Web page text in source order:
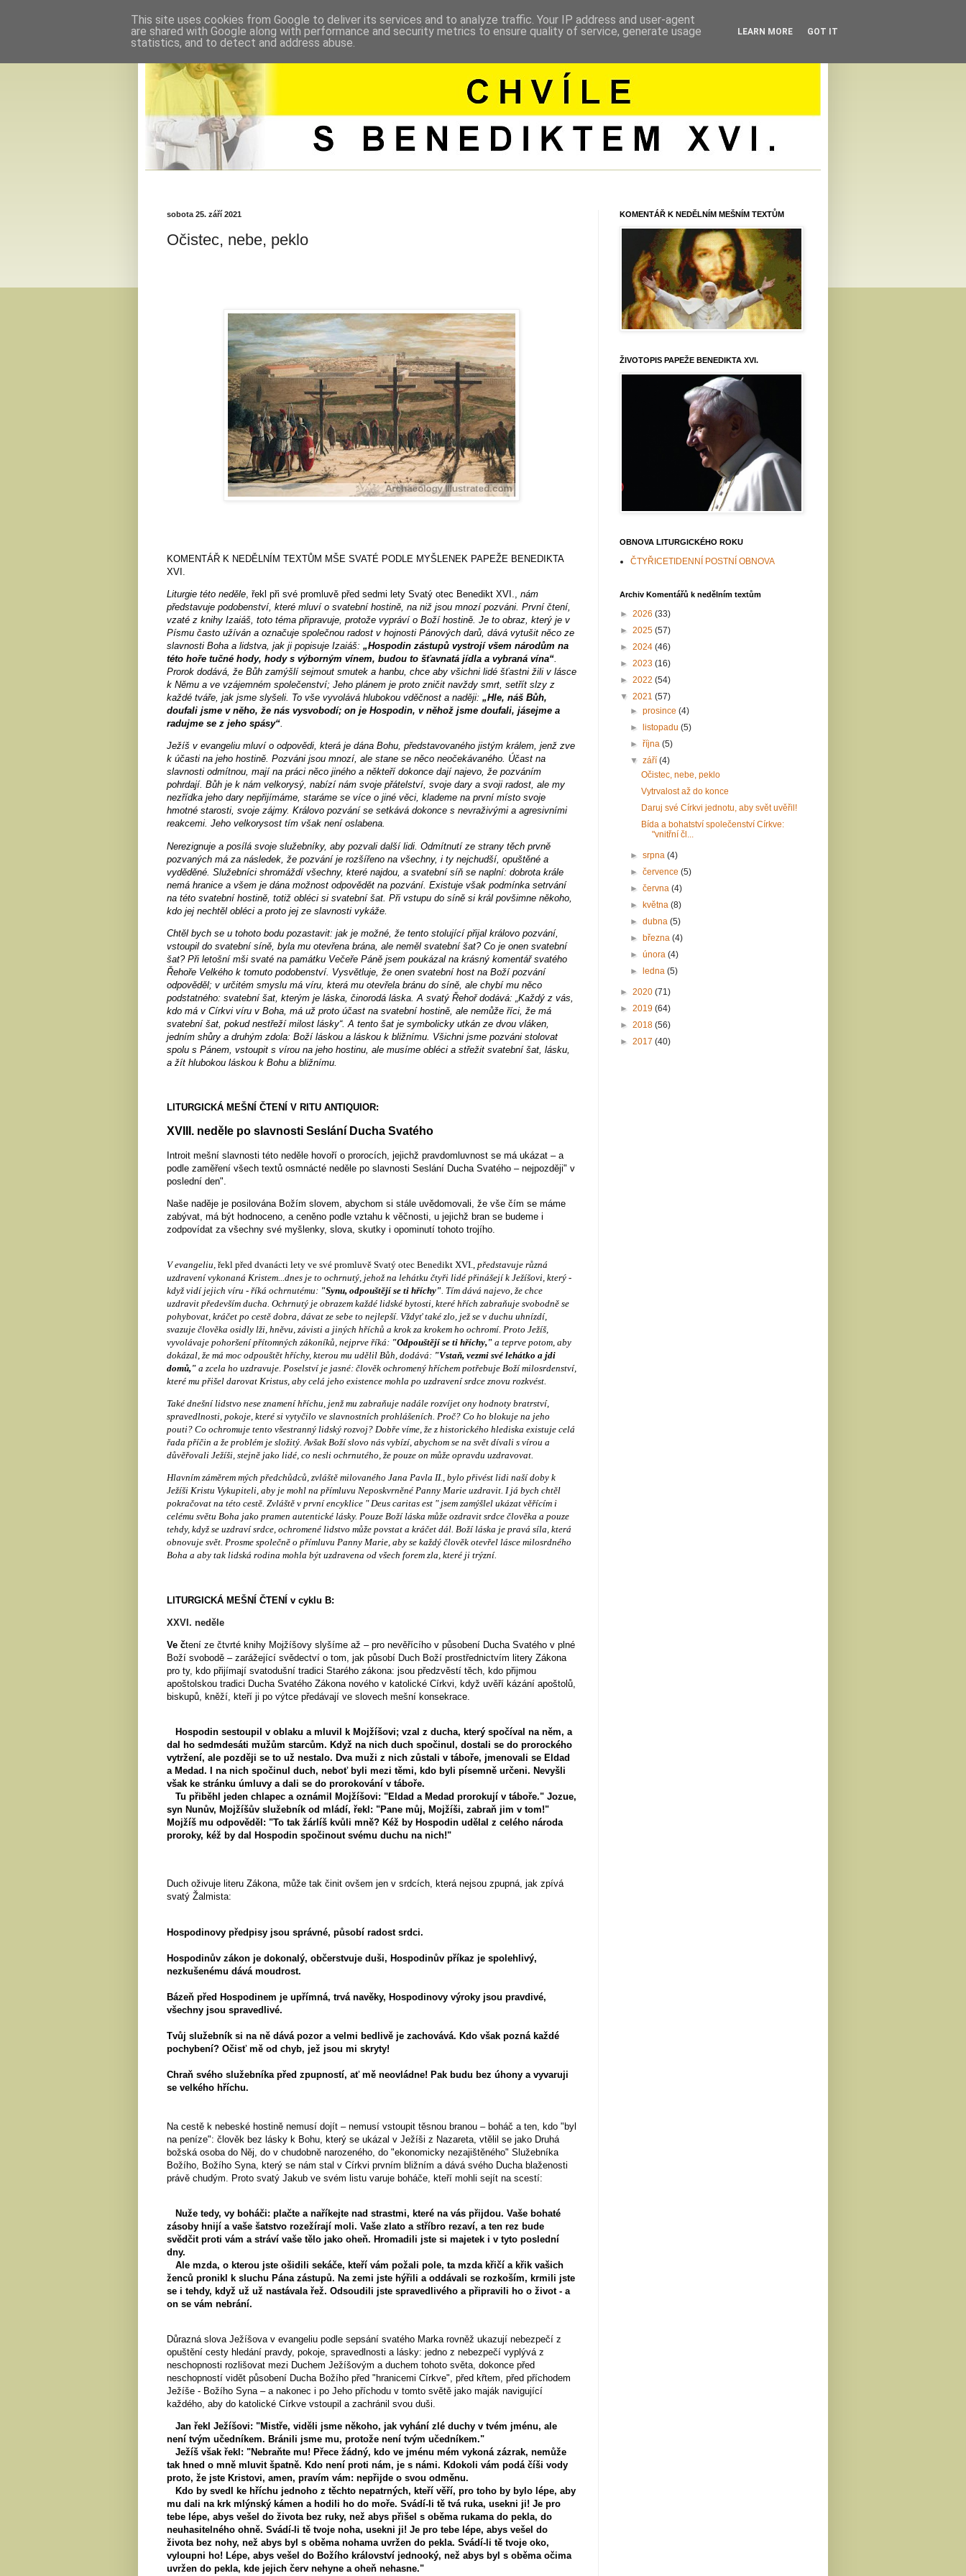
sobota 25. září 2021
Očistec, nebe, peklo
KOMENTÁŘ K NEDĚLNÍM TEXTŮM MŠE SVATÉ PODLE MYŠLENEK PAPEŽE BENEDIKTA
XVI.
Liturgie této neděle, řekl při své promluvě před sedmi lety Svatý otec Benedikt XVI., nám
představuje podobenství, které mluví o svatební hostině, na niž jsou mnozí pozváni. První čtení,
vzaté z knihy Izaiáš, toto téma připravuje, protože vypráví o Boží hostině. Je to obraz, který je v
Písmu často užíván a označuje společnou radost v hojnosti Pánových darů, dává vytušit něco ze
slavnosti Boha a lidstva, jak ji popisuje Izaiáš: „Hospodin zástupů vystrojí všem národům na
této hoře tučné hody, hody s výborným vínem, budou to šťavnatá jídla a vybraná vína“.
Prorok dodává, že Bůh zamýšlí sejmout smutek a hanbu, chce aby všichni lidé šťastni žili v lásce
k Němu a ve vzájemném společenství; Jeho plánem je proto zničit navždy smrt, setřít slzy z
každé tváře, jak jsme slyšeli. To vše vyvolává hlubokou vděčnost a naději: „Hle, náš Bůh,
doufali jsme v něho, že nás vysvobodí; on je Hospodin, v něhož jsme doufali, jásejme a
radujme se z jeho spásy“.
Ježíš v evangeliu mluví o odpovědi, která je dána Bohu, představovaného jistým králem, jenž zve
k účasti na jeho hostině. Pozváni jsou mnozí, ale stane se něco neočekávaného. Účast na
slavnosti odmítnou, mají na práci něco jiného a někteří dokonce dají najevo, že pozváním
pohrdají. Bůh je k nám velkorysý, nabízí nám svoje přátelství, svoje dary a svoji radost, ale my
nezřídka jeho dary nepřijímáme, staráme se více o jiné věci, klademe na první místo svoje
hmotné starosti, svoje zájmy. Královo pozvání se setkává dokonce s nevraživými a agresivními
reakcemi. Jeho velkorysost tím však není oslabena.
Nerezignuje a posílá svoje služebníky, aby pozvali další lidi. Odmítnutí ze strany těch prvně
pozvaných má za následek, že pozvání je rozšířeno na všechny, i ty nejchudší, opuštěné a
vyděděné. Služebníci shromáždí všechny, které najdou, a svatební síň se naplní: dobrota krále
nemá hranice a všem je dána možnost odpovědět na pozvání. Existuje však podmínka setrvání
na této svatební hostině, totiž obléci si svatební šat. Při vstupu do síně si král povšimne někoho,
kdo jej nechtěl obléci a proto jej ze slavnosti vykáže.
Chtěl bych se u tohoto bodu pozastavit: jak je možné, že tento stolující přijal královo pozvání,
vstoupil do svatební síně, byla mu otevřena brána, ale neměl svatební šat? Co je onen svatební
šat? Při letošní mši svaté na památku Večeře Páně jsem poukázal na krásný komentář svatého
Řehoře Velkého k tomuto podobenství. Vysvětluje, že onen svatební host na Boží pozvání
odpověděl; v určitém smyslu má víru, která mu otevřela bránu do síně, ale chybí mu něco
podstatného: svatební šat, kterým je láska, činorodá láska. A svatý Řehoř dodává: „Každý z vás,
kdo má v Církvi víru v Boha, má už proto účast na svatební hostině, ale nemůže říci, že má
svatební šat, pokud nestřeží milost lásky“. A tento šat je symbolicky utkán ze dvou vláken,
jedním shůry a druhým zdola: Boží láskou a láskou k bližnímu. Všichni jsme pozváni stolovat
spolu s Pánem, vstoupit s vírou na jeho hostinu, ale musíme obléci a střežit svatební šat, lásku,
a žít hlubokou láskou k Bohu a bližnímu.
LITURGICKÁ MEŠNÍ ČTENÍ V RITU ANTIQUIOR:
XVIII. neděle po slavnosti Seslání Ducha Svatého
Introit mešní slavnosti této neděle hovoří o prorocích, jejichž pravdomluvnost se má ukázat – a
podle zaměření všech textů osmnácté neděle po slavnosti Seslání Ducha Svatého – nejpozději" v
poslední den".
Naše naděje je posilována Božím slovem, abychom si stále uvědomovali, že vše čím se máme
zabývat, má být hodnoceno, a ceněno podle vztahu k věčnosti, u jejichž bran se budeme i
zodpovídat za všechny své myšlenky, slova, skutky i opominutí tohoto trojího.
V evangeliu, řekl před dvanácti lety ve své promluvě Svatý otec Benedikt XVI., představuje různá
uzdravení vykonaná Kristem...dnes je to ochrnutý, jehož na lehátku čtyři lidé přinášejí k Ježíšovi, který -
když vidí jejich víru - říká ochrnutému: "Synu, odpouštějí se ti hříchy" . Tím dává najevo, že chce
uzdravit především ducha. Ochrnutý je obrazem každé lidské bytosti, které hřích zabraňuje svobodně se
pohybovat, kráčet po cestě dobra, dávat ze sebe to nejlepší. Vždyť také zlo, jež se v duchu uhnízdí,
svazuje člověka osidly lži, hněvu, závisti a jiných hříchů a krok za krokem ho ochromí. Proto Ježíš,
vyvolávaje pohoršení přítomných zákoníků, nejprve říká: "Odpouštějí se ti hříchy," a teprve potom, aby
dokázal, že má moc odpouštět hříchy, kterou mu udělil Bůh, dodává: "Vstaň, vezmi své lehátko a jdi
domů," a zcela ho uzdravuje. Poselství je jasné: člověk ochromený hříchem potřebuje Boží milosrdenství,
které mu přišel darovat Kristus, aby celá jeho existence mohla po uzdravení srdce znovu rozkvést.
Také dnešní lidstvo nese znamení hříchu, jenž mu zabraňuje nadále rozvíjet ony hodnoty bratrství,
spravedlnosti, pokoje, které si vytyčilo ve slavnostních prohlášeních. Proč? Co ho blokuje na jeho
pouti? Co ochromuje tento všestranný lidský rozvoj? Dobře víme, že z historického hlediska existuje celá
řada příčin a že problém je složitý. Avšak Boží slovo nás vybízí, abychom se na svět dívali s vírou a
důvěřovali Ježíši, stejně jako lidé, co nesli ochrnutého, že pouze on může opravdu uzdravovat.
Hlavním záměrem mých předchůdců, zvláště milovaného Jana Pavla II., bylo přivést lidi naší doby k
Ježíši Kristu Vykupiteli, aby je mohl na přímluvu Neposkvrněné Panny Marie uzdravit. I já bych chtěl
pokračovat na této cestě. Zvláště v první encyklice " Deus caritas est " jsem zamýšlel ukázat věřícím i
celému světu Boha jako pramen autentické lásky. Pouze Boží láska může ozdravit srdce člověka a pouze
tehdy, když se uzdraví srdce, ochromené lidstvo může povstat a kráčet dál. Boží láska je pravá síla, která
obnovuje svět. Prosme společně o přímluvu Panny Marie, aby se každý člověk otevřel lásce milosrdného
Boha a aby tak lidská rodina mohla být uzdravena od všech forem zla, které ji trýzní.
LITURGICKÁ MEŠNÍ ČTENÍ v cyklu B:
XXVI. neděle
Ve čtení ze čtvrté knihy Mojžíšovy slyšíme až – pro nevěřícího v působení Ducha Svatého v plné
Boží svobodě – zarážející svědectví o tom, jak působí Duch Boží prostřednictvím litery Zákona
pro ty, kdo přijímají svatodušní tradici Starého zákona: jsou předzvěstí těch, kdo přijmou
apoštolskou tradici Ducha Svatého Zákona nového v katolické Církvi, když uvěří kázání apoštolů,
biskupů, kněží, kteří ji po výtce předávají ve slovech mešní konsekrace.
Hospodin sestoupil v oblaku a mluvil k Mojžíšovi; vzal z ducha, který spočíval na něm, a
dal ho sedmdesáti mužům starcům. Když na nich duch spočinul, dostali se do prorockého
vytržení, ale později se to už nestalo. Dva muži z nich zůstali v táboře, jmenovali se Eldad
a Medad. I na nich spočinul duch, neboť byli mezi těmi, kdo byli písemně určeni. Nevyšli
však ke stránku úmluvy a dali se do prorokování v táboře.
Tu přiběhl jeden chlapec a oznámil Mojžíšovi: "Eldad a Medad prorokují v táboře." Jozue,
syn Nunův, Mojžíšův služebník od mládí, řekl: "Pane můj, Mojžíši, zabraň jim v tom!"
Mojžíš mu odpověděl: "To tak žárlíš kvůli mně? Kéž by Hospodin udělal z celého národa
proroky, kéž by dal Hospodin spočinout svému duchu na nich!"
Duch oživuje literu Zákona, může tak činit ovšem jen v srdcích, která nejsou zpupná, jak zpívá
svatý Žalmista:
Hospodinovy předpisy jsou správné, působí radost srdci.
Hospodinův zákon je dokonalý, občerstvuje duši, Hospodinův příkaz je spolehlivý,
nezkušenému dává moudrost.
Bázeň před Hospodinem je upřímná, trvá navěky, Hospodinovy výroky jsou pravdivé,
všechny jsou spravedlivé.
Tvůj služebník si na ně dává pozor a velmi bedlivě je zachovává. Kdo však pozná každé
pochybení? Očisť mě od chyb, jež jsou mi skryty!
Chraň svého služebníka před zpupností, ať mě neovládne! Pak budu bez úhony a vyvaruji
se velkého hříchu.
Na cestě k nebeské hostině nemusí dojít – nemusí vstoupit těsnou branou – boháč a ten, kdo "byl
na peníze": člověk bez lásky k Bohu, který se ukázal v Ježíši z Nazareta, vtělil se jako Druhá
božská osoba do Něj, do v chudobně narozeného, do "ekonomicky nezajištěného" Služebníka
Božího, Božího Syna, který se nám stal v Církvi prvním bližním a dává svého Ducha blaženosti
právě chudým. Proto svatý Jakub ve svém listu varuje boháče, kteří mohli sejít na scestí:
Nuže tedy, vy boháči: plačte a naříkejte nad strastmi, které na vás přijdou. Vaše bohaté
zásoby hnijí a vaše šatstvo rozežírají moli. Vaše zlato a stříbro rezaví, a ten rez bude
svědčit proti vám a stráví vaše tělo jako oheň. Hromadili jste si majetek i v tyto poslední
dny.
Ale mzda, o kterou jste ošidili sekáče, kteří vám požali pole, ta mzda křičí a křik vašich
ženců pronikl k sluchu Pána zástupů. Na zemi jste hýřili a oddávali se rozkoším, krmili jste
se i tehdy, když už už nastávala řež. Odsoudili jste spravedlivého a připravili ho o život - a
on se vám nebrání.
Důrazná slova Ježíšova v evangeliu podle sepsání svatého Marka rovněž ukazují nebezpečí z
opuštění cesty hledání pravdy, pokoje, spravedlnosti a lásky: jedno z nebezpečí vyplývá z
neschopnosti rozlišovat mezi Duchem Ježíšovým a duchem tohoto světa, dokonce před
neschopností vidět působení Ducha Božího před "hranicemi Církve", před křtem, před příchodem
Ježíše - Božího Syna – a nakonec i po Jeho příchodu v tomto světě jako maják navigující
každého, aby do katolické Církve vstoupil a zachránil svou duši.
Jan řekl Ježíšovi: "Mistře, viděli jsme někoho, jak vyhání zlé duchy v tvém jménu, ale
není tvým učedníkem. Bránili jsme mu, protože není tvým učedníkem."
Ježíš však řekl: "Nebraňte mu! Přece žádný, kdo ve jménu mém vykoná zázrak, nemůže
tak hned o mně mluvit špatně. Kdo není proti nám, je s námi. Kdokoli vám podá číši vody
proto, že jste Kristovi, amen, pravím vám: nepřijde o svou odměnu.
Kdo by svedl ke hříchu jednoho z těchto nepatrných, kteří věří, pro toho by bylo lépe, aby
mu dali na krk mlýnský kámen a hodili ho do moře. Svádí-li tě tvá ruka, usekni ji! Je pro
tebe lépe, abys vešel do života bez ruky, než abys přišel s oběma rukama do pekla, do
neuhasitelného ohně. Svádí-li tě tvoje noha, usekni ji! Je pro tebe lépe, abys vešel do
života bez nohy, než abys byl s oběma nohama uvržen do pekla. Svádí-li tě tvoje oko,
vyloupni ho! Lépe, abys vešel do Božího království jednooký, než abys byl s oběma očima
uvržen do pekla, kde jejich červ nehyne a oheň nehasne."
KOMENTÁŘ K NEDĚLNÍM MEŠNÍM TEXTŮM
ŽIVOTOPIS PAPEŽE BENEDIKTA XVI.
OBNOVA LITURGICKÉHO ROKU
ČTYŘICETIDENNÍ POSTNÍ OBNOVA
Archiv Komentářů k nedělním textům
► 2026 (33)
► 2025 (57)
► 2024 (46)
► 2023 (16)
► 2022 (54)
▼ 2021 (57)
►prosince(4)
►
listopadu(5)
►října(5)
▼září(4)
Očistec, nebe, peklo
Vytrvalost až do konce
Daruj své Církvi jednotu, aby svět uvěřil!
Bída a bohatství společenství Církve:
"vnitřní čl...
►srpna(4)
►července(5)
►června(4)
►
května(8)
►dubna(5)
► března(4)
►února(4)
►
ledna(5)
► 2020 (71)
► 2019 (64)
► 2018 (56)
► 2017 (40)
This site uses cookies from Google to deliver its services and to analyze traffic. Your IP address and user-agent
are shared with Google along with performance and security metrics to ensure quality of service, generate usage
statistics, and to detect and address abuse.
LEARN MORE GOT IT